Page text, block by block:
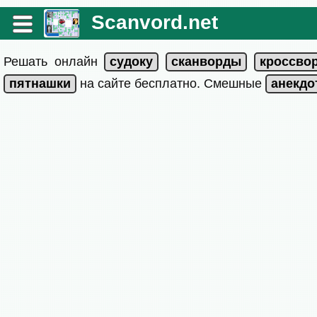
Scanvord.net
Решать онлайн
на сайте бесплатно. Смешные